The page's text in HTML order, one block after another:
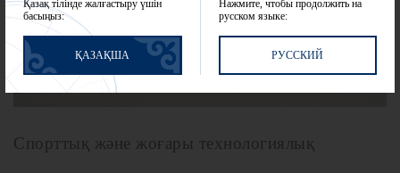
Спорттық және жоғары технологиялық
Қазақ тілінде жалғастыру үшін
басыңыз:
ҚАЗАҚША
Нажмите, чтобы продолжить на
русском языке:
РУССКИЙ